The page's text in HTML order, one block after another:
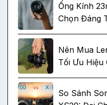
Ống Kính
Chọn Đáng
Nên Mua
Tối Ưu Hiệu
So Sánh